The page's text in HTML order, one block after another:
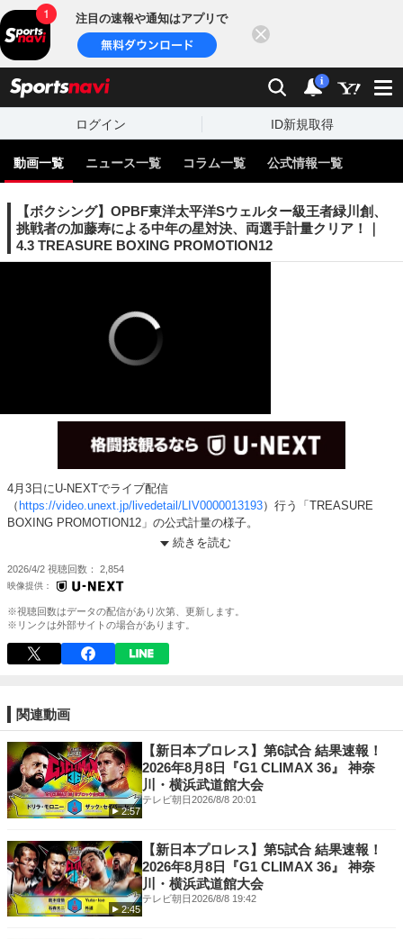
注目の速報や通知はアプリで
検索 通知
i
ログイン ID新規取得
動画一覧 ニュース一覧 コラム一覧 公式情報一覧
【ボクシング】OPBF東洋太平洋Sウェルター級王者緑川創、
挑戦者の加藤寿による中年の星対決、両選手計量クリア！｜
4.3 TREASURE BOXING PROMOTION12
4月3日にU-NEXTでライブ配信
（ https://video.unext.jp/livedetail/LIV0000013193）行う「TREASURE
BOXING PROMOTION12」の公式計量の様子。
WBA・WBO世界ライトフライ級タイトルマッチ12回戦
レネ・サンティアゴ（プエルトリコ）vs谷口将隆
123.5lbs契約10回戦
小國以載vsマーロン・タパレス（フィリピン）
ミドル級 8回戦
細川チャーリー忍vs黒部竜聖
東日本新人王 スーパーフェザー級4回戦
尾上剣清vsガレット・ジョナタン
https://video.unext.jp/genre/martial
▼U-NEXT格闘技 公式X（旧Twitter）
https://x.com/UNEXT_fight
続きを読む
2026/4/2 視聴回数 2,854
※視聴回数はデータの配信があり次第、更新します。
※リンクは外部サイトの場合があります。
関連動画
2:57
【新日本プロレス】第6試合 結果速報！
2026年8月8日『G1 CLIMAX 36』 神奈
川・横浜武道館大会
テレビ朝日2026/8/8 20:01
2:45
【新日本プロレス】第5試合 結果速報！
2026年8月8日『G1 CLIMAX 36』 神奈
川・横浜武道館大会
テレビ朝日2026/8/8 19:42